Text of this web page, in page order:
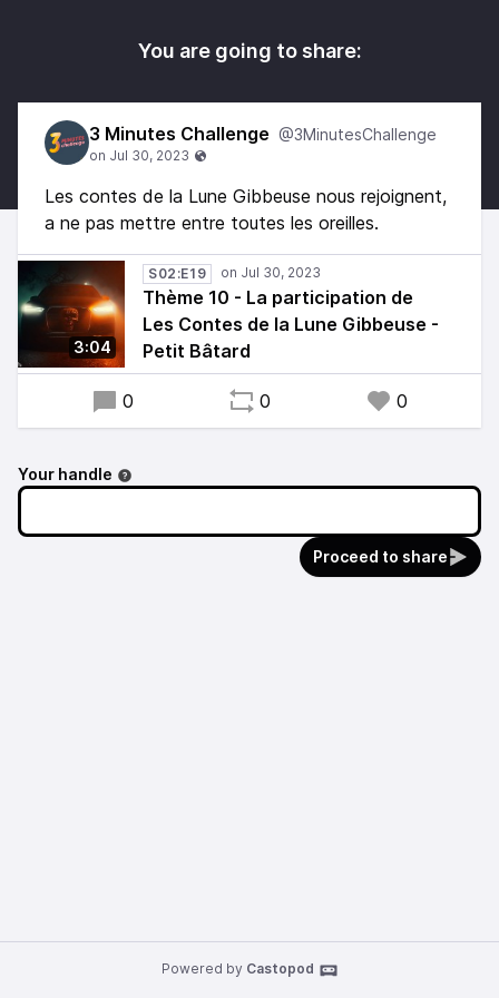
You are going to share:
3 Minutes Challenge @3MinutesChallenge
Les contes de la Lune Gibbeuse nous rejoignent,
a ne pas mettre entre toutes les oreilles.
3:04
S02:E19
Thème 10 - La participation de
Les Contes de la Lune Gibbeuse -
Petit Bâtard
0 0 0
Your handle
Proceed to share
Powered by Castopod